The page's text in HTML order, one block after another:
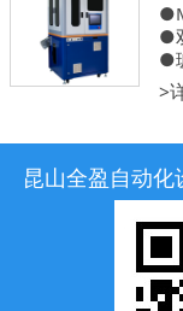
●
●
>
昆山全盈自动化